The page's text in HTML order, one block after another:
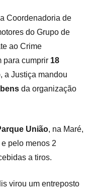
Coordenadoria de
do Grupo de
ao Crime
para cumprir 18
a Justiça mandou
da organização
União, na Maré,
pelo menos 2
a tiros.
virou um entreposto